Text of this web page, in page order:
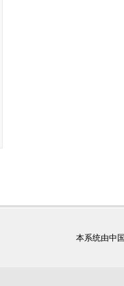
本系统由中